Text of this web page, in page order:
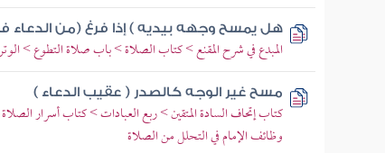
هل يمسح وجهه بيديه ) إذا فرغ (من الدعاء
المبدع في شرح المقنع > كتاب الصلاة > باب صلاة التطوع >
مسح غير الوجه كالصدر ( عقيب الدعاء )
كتاب إتحاف السادة المتقين > ربع العبادات > كتاب أسرار الصلاة
وظائف الإمام في التحلل من الصلاة